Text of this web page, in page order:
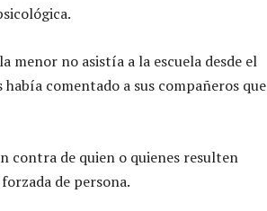
menor no asistía a la escuela desde el
comentado a sus compañeros que
contra de quien o quienes resulten
de persona.